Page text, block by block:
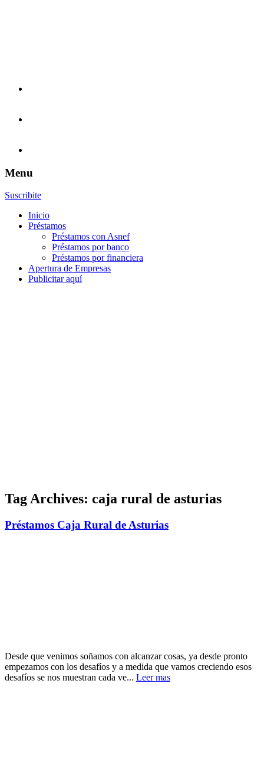
Menu
Suscribite
Inicio
Préstamos
Préstamos con Asnef
Préstamos por banco
Préstamos por financiera
Apertura de Empresas
Publicitar aquí
Tag Archives: caja rural de asturias
Préstamos Caja Rural de Asturias
Desde que venimos soñamos con alcanzar cosas, ya desde pronto
empezamos con los desafíos y a medida que vamos creciendo esos
desafíos se nos muestran cada ve... Leer mas